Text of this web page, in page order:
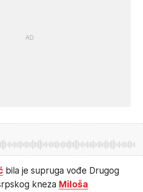
bila je supruga vođe Drugog
kneza Miloša